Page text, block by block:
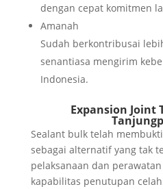
dengan cepat komitmen
Amanah
Sudah berkontribusai
senantiasa mengirim
Indonesia.
Expansion Joint
Sealant bulk telah
sebagai alternatif yang tak
pelaksanaan dan
kapabilitas penutupan